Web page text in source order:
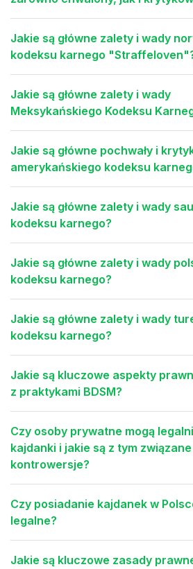
Jakie są główne zalety i wady
kodeksu karnego
Jakie są główne zalety i wady
Meksykańskiego Kodeksu
Jakie są główne pochwały i
amerykańskiego kodeksu
Jakie są główne zalety i wady
kodeksu karnego?
Jakie są główne zalety i wady
kodeksu karnego?
Jakie są główne zalety i wady
kodeksu karnego?
Jakie są kluczowe aspekty
z praktykami BDSM?
Czy osoby prywatne mogą
kajdanki i jakie są z tym związane
kontrowersje?
Czy posiadanie kajdanek w
legalne?
Jakie są kluczowe zasady